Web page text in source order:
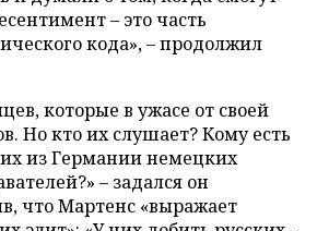
– это часть
кода», – продолжил
которые в ужасе от своей
Но кто их слушает? Кому есть
из Германии немецких
– задался он
что Мартенс «выражает